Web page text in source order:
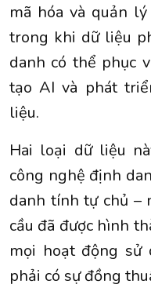
mã hóa và quản
trong khi dữ liệu
danh có thể phục
tạo AI và phát
liệu.
Hai loại dữ liệu
công nghệ định
danh tính tự chủ –
cầu đã được hình
mọi hoạt động sử
phải có sự đồng